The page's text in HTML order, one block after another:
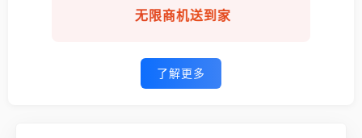
无限商机送到家
了解更多